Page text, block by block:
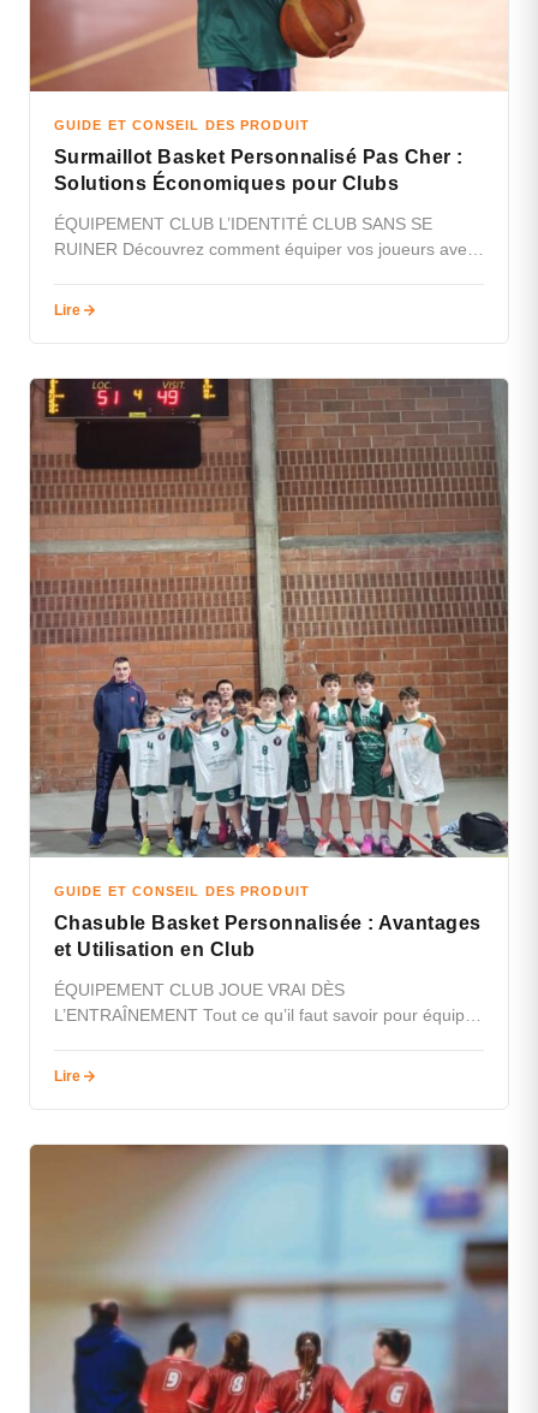
GUIDE ET CONSEIL DES PRODUIT
Surmaillot Basket Personnalisé Pas Cher :
Solutions Économiques pour Clubs
ÉQUIPEMENT CLUB L’IDENTITÉ CLUB SANS SE
RUINER Découvrez comment équiper vos joueurs avec
Lire
GUIDE ET CONSEIL DES PRODUIT
Chasuble Basket Personnalisée : Avantages
et Utilisation en Club
ÉQUIPEMENT CLUB JOUE VRAI DÈS
L’ENTRAÎNEMENT Tout ce qu’il faut savoir pour équiper
Lire